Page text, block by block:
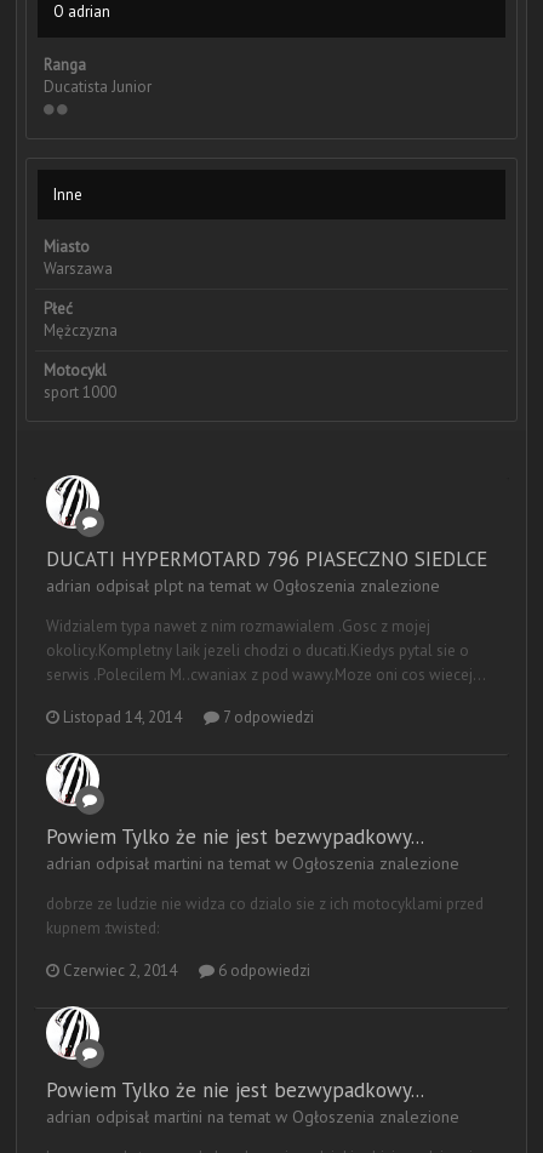
O adrian
Ranga
Ducatista Junior
Inne
Miasto
Warszawa
Płeć
Mężczyzna
Motocykl
sport 1000
DUCATI HYPERMOTARD 796 PIASECZNO SIEDLCE
adrian odpisał plpt na temat w Ogłoszenia znalezione
Widzialem typa nawet z nim rozmawialem .Gosc z mojej
okolicy.Kompletny laik jezeli chodzi o ducati.Kiedys pytal sie o
serwis .Polecilem M..cwaniax z pod wawy.Moze oni cos wiecej...
Listopad 14, 2014 7 odpowiedzi
Powiem Tylko że nie jest bezwypadkowy...
adrian odpisał martini na temat w Ogłoszenia znalezione
dobrze ze ludzie nie widza co dzialo sie z ich motocyklami przed
kupnem :twisted:
Czerwiec 2, 2014 6 odpowiedzi
Powiem Tylko że nie jest bezwypadkowy...
adrian odpisał martini na temat w Ogłoszenia znalezione